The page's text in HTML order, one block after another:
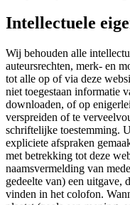
Intellectuele
Wij behouden alle
auteursrechten, merk- en
tot alle op of via deze
niet toegestaan informatie
downloaden, of op
verspreiden of te
schriftelijke toestemming.
expliciete afspraken
met betrekking tot deze
naamsvermelding van
gedeelte van) een uitgave,
vinden in het colofon.